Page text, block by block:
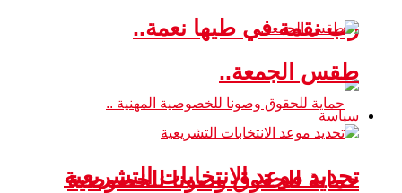
رب نقمة في طيها نعمة..
حماية للحقوق وصونا للخصوصية
طقس الجمعة..
سياسة
تحديد موعد الانتخابات التشريعية